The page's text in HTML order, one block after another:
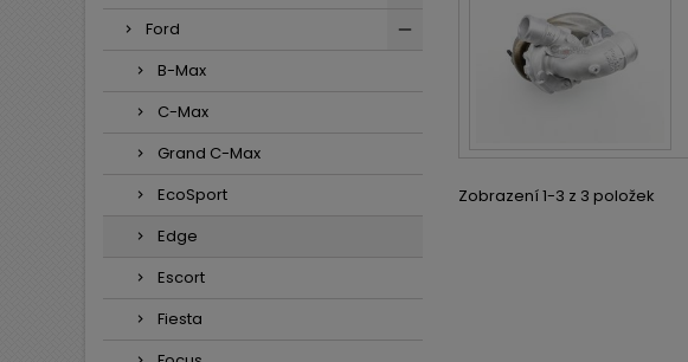
Ford
B-Max
C-Max
Grand C-Max
EcoSport
Edge
Escort
Fiesta
Zobrazení 1-3 z 3 položek